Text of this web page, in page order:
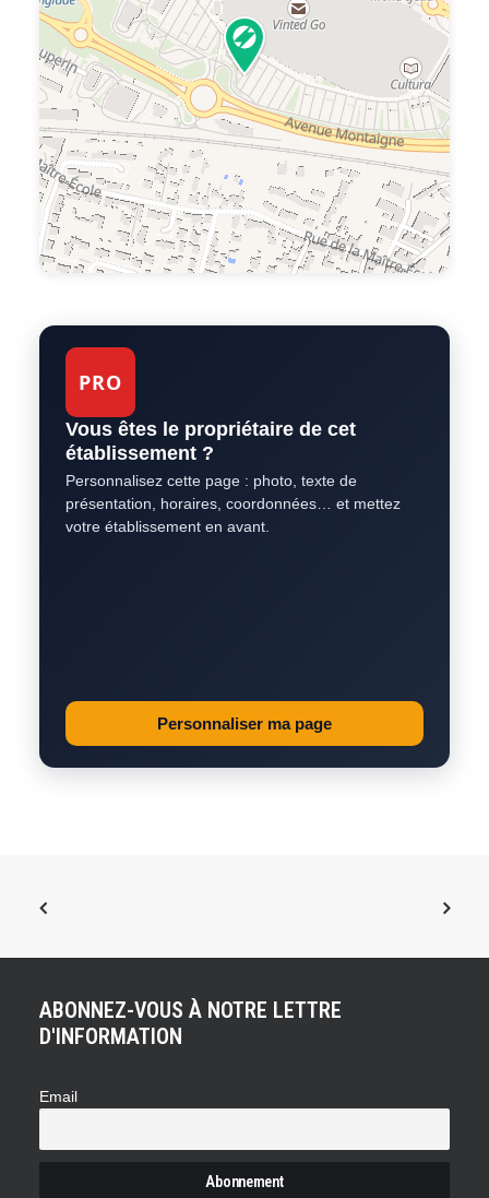
PRO
Vous êtes le propriétaire de cet
établissement ?
Personnalisez cette page : photo, texte de
présentation, horaires, coordonnées… et mettez
votre établissement en avant.
Personnaliser ma page
ABONNEZ-VOUS À NOTRE LETTRE
D'INFORMATION
Email